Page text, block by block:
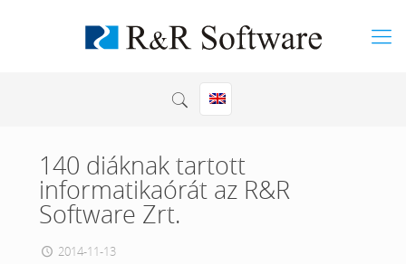
140 diáknak tartott
informatikaórát az R&R
Software Zrt.
2014-11-13